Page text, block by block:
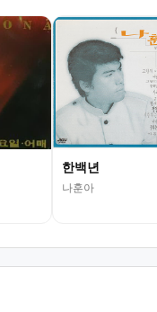
한백년
나훈아